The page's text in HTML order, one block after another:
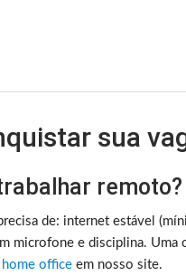
sua
remoto?
de: internet estável
microfone e disciplina. Uma
home office em nosso site.